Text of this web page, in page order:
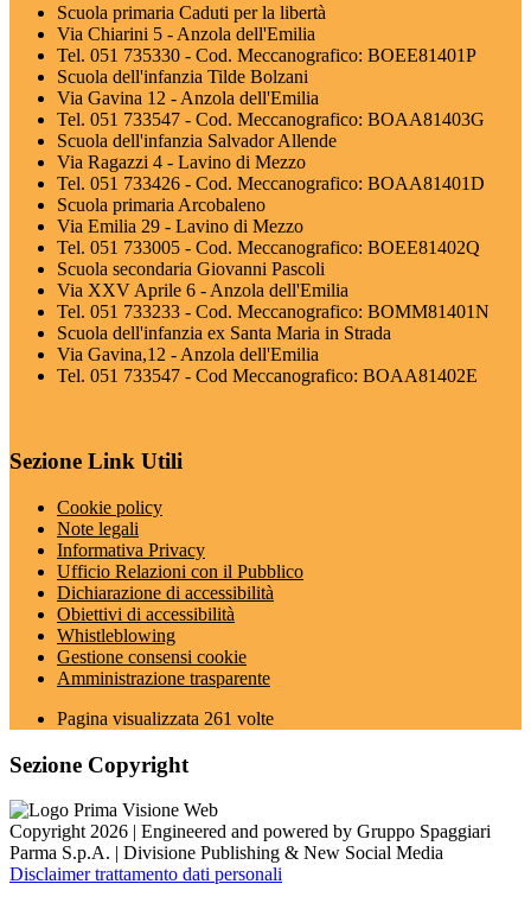
Scuola primaria Caduti per la libertà
Via Chiarini 5 - Anzola dell'Emilia
Tel. 051 735330 - Cod. Meccanografico: BOEE81401P
Scuola dell'infanzia Tilde Bolzani
Via Gavina 12 - Anzola dell'Emilia
Tel. 051 733547 - Cod. Meccanografico: BOAA81403G
Scuola dell'infanzia Salvador Allende
Via Ragazzi 4 - Lavino di Mezzo
Tel. 051 733426 - Cod. Meccanografico: BOAA81401D
Scuola primaria Arcobaleno
Via Emilia 29 - Lavino di Mezzo
Tel. 051 733005 - Cod. Meccanografico: BOEE81402Q
Scuola secondaria Giovanni Pascoli
Via XXV Aprile 6 - Anzola dell'Emilia
Tel. 051 733233 - Cod. Meccanografico: BOMM81401N
Scuola dell'infanzia ex Santa Maria in Strada
Via Gavina,12 - Anzola dell'Emilia
Tel. 051 733547 - Cod Meccanografico: BOAA81402E
Sezione Link Utili
Cookie policy
Note legali
Informativa Privacy
Ufficio Relazioni con il Pubblico
Dichiarazione di accessibilità
Obiettivi di accessibilità
Whistleblowing
Gestione consensi cookie
Amministrazione trasparente
Pagina visualizzata 261 volte
Sezione Copyright
Copyright 2026 | Engineered and powered by Gruppo Spaggiari
Parma S.p.A. | Divisione Publishing & New Social Media
Disclaimer trattamento dati personali